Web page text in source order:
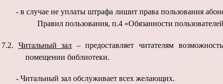
- в случае не уплаты штрафа лишит права пользования
Правил пользования, п.4 «Обязанности
7.2. Читальный зал – предоставляет читателям
помещении библиотеки.
- Читальный зал обслуживает всех желающих.